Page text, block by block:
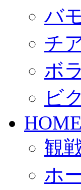
バ
チ
ボ
ビ
観
ホ